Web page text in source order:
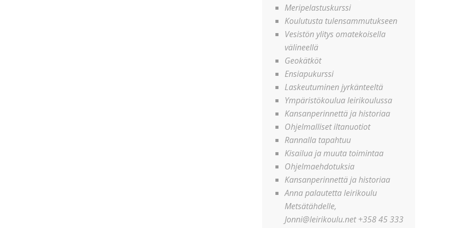
Meripelastuskurssi
Koulutusta tulensammutukseen
Vesistön ylitys omatekoisella
välineellä
Geokätköt
Ensiapukurssi
Laskeutuminen jyrkänteeltä
Ympäristökoulua leirikoulussa
Kansanperinnettä ja historiaa
Ohjelmalliset iltanuotiot
Rannalla tapahtuu
Kisailua ja muuta toimintaa
Ohjelmaehdotuksia
Kansanperinnettä ja historiaa
Anna palautetta leirikoulu
Metsätähdelle,
Jonni@leirikoulu.net +358 45 333